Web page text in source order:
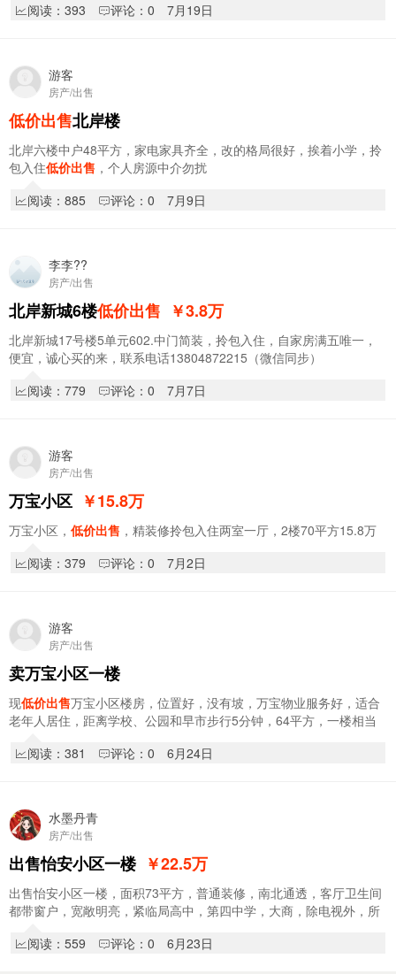
阅读：393
评论：0 7月19日
游客
房产/出售
低价出售北岸楼
北岸六楼中户48平方，家电家具齐全，改的格局很好，挨着小学，拎
包入住低价出售 ，个人房源中介勿扰
阅读：885
评论：0 7月9日
李李??
房产/出售
北岸新城6楼低价出售 ￥3.8万
北岸新城17号楼5单元602.中门简装，拎包入住，自家房满五唯一，
便宜，诚心买的来，联系电话13804872215（微信同步）
阅读：779
评论：0 7月7日
游客
房产/出售
万宝小区 ￥15.8万
万宝小区， 低价出售 ，精装修拎包入住两室一厅，2楼70平方15.8万
阅读：379
评论：0 7月2日
游客
房产/出售
卖万宝小区一楼
现低价出售万宝小区楼房，位置好，没有坡，万宝物业服务好，适合
老年人居住，距离学校、公园和早市步行5分钟，64平方，一楼相当
阅读：381
评论：0 6月24日
水墨丹青
房产/出售
出售怡安小区一楼 ￥22.5万
出售怡安小区一楼，面积73平方，普通装修，南北通透，客厅卫生间
都带窗户，宽敞明亮，紧临局高中，第四中学，大商，除电视外，所
阅读：559
评论：0 6月23日